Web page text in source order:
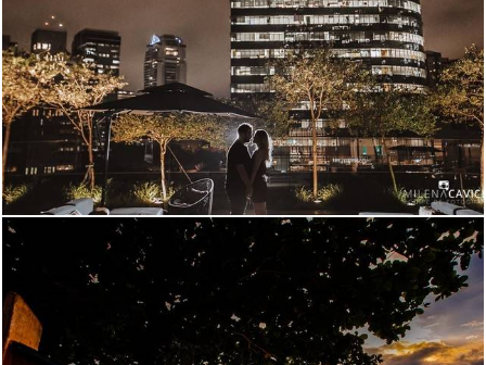
2233 0